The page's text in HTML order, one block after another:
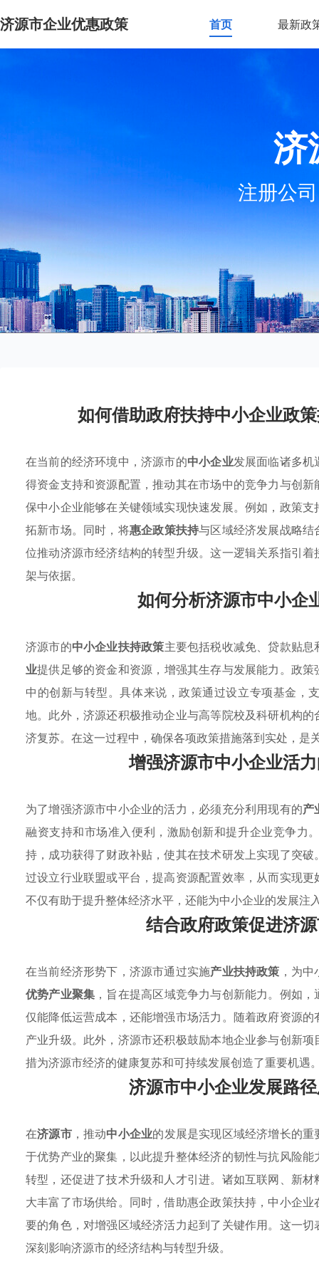
济源市企业优惠政策 首页 最新政
济
注册公
如何借助政府扶持中小企业政
在当前的经济环境中，济源市的中小企业发展面临诸多机
得资金支持和资源配置，推动其在市场中的竞争力与创
保中小企业能够在关键领域实现快速发展。例如，政策
拓新市场。同时，将惠企政策扶持与区域经济发展战略
位推动济源市经济结构的转型升级。这一逻辑关系指引
架与依据。
如何分析济源市中小企
济源市的中小企业扶持政策主要包括税收减免、贷款贴
业提供足够的资金和资源，增强其生存与发展能力。政策
中的创新与转型。具体来说，政策通过设立专项基金，
地。此外，济源还积极推动企业与高等院校及科研机构
济复苏。在这一过程中，确保各项政策措施落到实处，是
增强济源市中小企业活
为了增强济源市中小企业的活力，必须充分利用现有的产
融资支持和市场准入便利，激励创新和提升企业竞争力
持，成功获得了财政补贴，使其在技术研发上实现了突
过设立行业联盟或平台，提高资源配置效率，从而实现
不仅有助于提升整体经济水平，还能为中小企业的发展注
结合政府政策促进济
在当前经济形势下，济源市通过实施产业扶持政策 ，为
优势产业聚集 ，旨在提高区域竞争力与创新能力。例如
仅能降低运营成本，还能增强市场活力。随着政府资源
产业升级。此外，济源市还积极鼓励本地企业参与创新
措为济源市经济的健康复苏和可持续发展创造了重要机遇
济源市中小企业发展路
在济源市，推动中小企业的发展是实现区域经济增长的
于优势产业的聚集，以此提升整体经济的韧性与抗风险
转型，还促进了技术升级和人才引进。诸如互联网、新
大丰富了市场供给。同时，借助惠企政策扶持，中小企
要的角色，对增强区域经济活力起到了关键作用。这一
深刻影响济源市的经济结构与转型升级。